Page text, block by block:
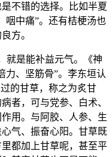
不错的选择。比如半夏
咽中痛”。还有桔梗汤也
方。
就是能补益元气。《神
力、坚筋骨”。李东垣认
的甘草，称之为炙甘
者，可与党参、白术、
用。与阿胶、人参、生
气、振奋心阳。甘草既
都加上甘草呢，甚至平